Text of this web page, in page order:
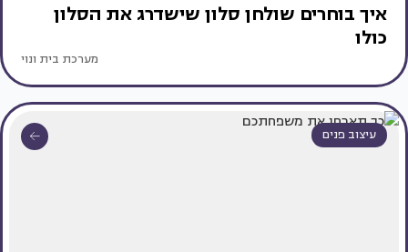
איך בוחרים שולחן סלון שישדרג את הסלון
כולו
מערכת בית ונוי
עיצוב פנים